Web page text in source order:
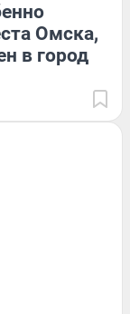
Омска,
в город